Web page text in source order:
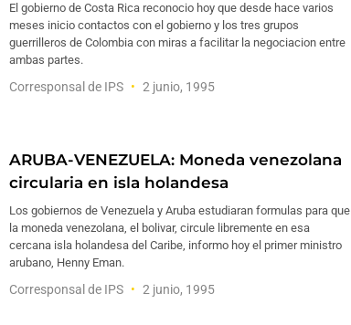
El gobierno de Costa Rica reconocio hoy que desde hace varios
meses inicio contactos con el gobierno y los tres grupos
guerrilleros de Colombia con miras a facilitar la negociacion entre
ambas partes.
Corresponsal de IPS 2 junio, 1995
ARUBA-VENEZUELA: Moneda venezolana
circularia en isla holandesa
Los gobiernos de Venezuela y Aruba estudiaran formulas para que
la moneda venezolana, el bolivar, circule libremente en esa
cercana isla holandesa del Caribe, informo hoy el primer ministro
arubano, Henny Eman.
Corresponsal de IPS 2 junio, 1995